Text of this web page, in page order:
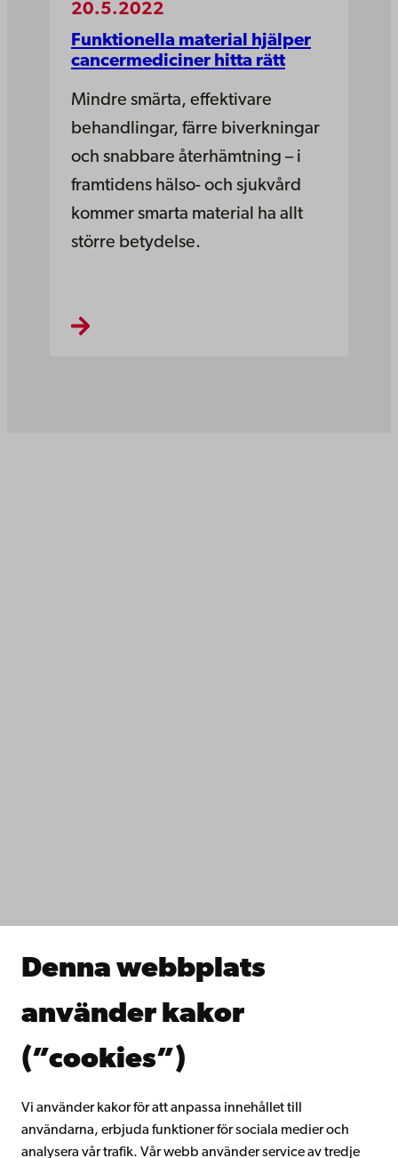
Denna webbplats
använder kakor
(”cookies”)
Vi använder kakor för att anpassa innehållet till
användarna, erbjuda funktioner för sociala medier och
analysera vår trafik. Vår webb använder service av tredje
20.5.2022
Funktionella material hjälper
cancermediciner hitta rätt
Mindre smärta, effektivare
behandlingar, färre biverkningar
och snabbare återhämtning – i
framtidens hälso- och sjukvård
kommer smarta material ha allt
större betydelse.
Samarbeta med oss
Kontinuerligt lärande
Gå med i Åbo Akademis alumnnätverk
Intranätet
Facebook InstagramYouTube LinkedIn Blog Snapchat